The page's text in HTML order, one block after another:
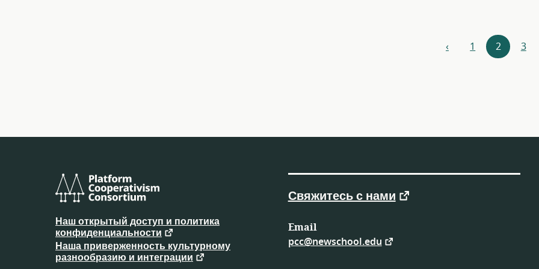
‹назад1 2 3
Консорциум
платформенного
кооперативизма
Наш открытый доступ и политика
конфиденциальности
Наша приверженность культурному
разнообразию и интеграции
Свяжитесь с нами
Email
pcc@newschool.edu